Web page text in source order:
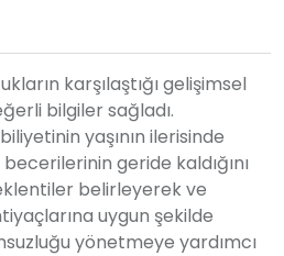
karşılaştığı gelişimsel
bilgiler sağladı.
yaşının ilerisinde
geride kaldığını
belirleyerek ve
uygun şekilde
yönetmeye yardımcı